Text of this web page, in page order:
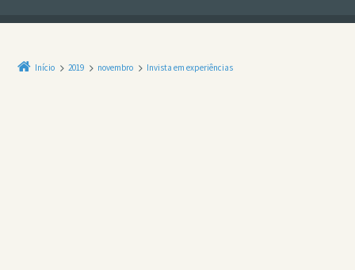
Início 2019 novembro Invista em experiências